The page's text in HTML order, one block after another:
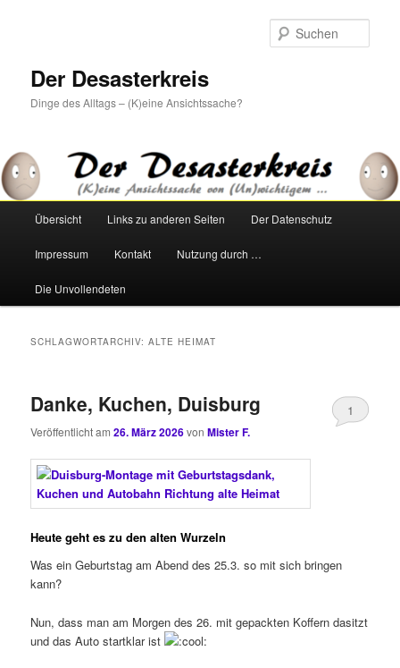
Der Desasterkreis
Dinge des Alltags – (K)eine Ansichtssache?
HauptmenüÜbersicht Links zu anderen Seiten Der Datenschutz
Impressum Kontakt Nutzung durch …
Die Unvollendeten
SCHLAGWORTARCHIV:ALTE HEIMAT
Danke, Kuchen, Duisburg
Veröffentlicht am26. März 2026vonMister F.
1
Heute geht es zu den alten Wurzeln
Was ein Geburtstag am Abend des 25.3. so mit sich bringen
kann?
Nun, dass man am Morgen des 26. mit gepackten Koffern dasitzt
und das Auto startklar ist